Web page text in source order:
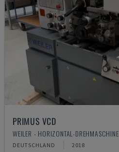
PRIMUS VCD
WEILER - HORIZONTAL-DREHMASCHINE
DEUTSCHLAND 2018